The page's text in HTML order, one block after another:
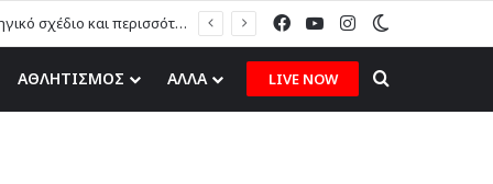
Μ. Πόκκιας στον topfm: «Θα τους υποδεχτούμε με δάφνες και πικροδάφνες» –Η ειρωνική “υποδοχή” στον υβριδικό σταθμό (ηχητικό) FacebookYouTubeInstagram
ΑΘΛΗΤΙΣΜΟΣ ΑΛΛΑ LIVE NOW Search for